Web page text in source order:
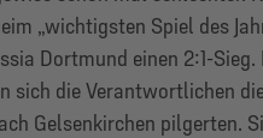
„wichtigsten Spiel des
Dortmund einen 2:1-
sich die Verantwortlichen
Gelsenkirchen pilgerten.